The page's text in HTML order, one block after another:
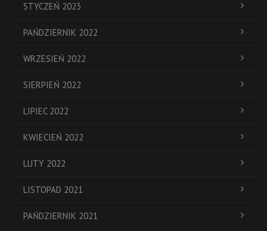
STYCZEŃ 2023
PAŃDZIERNIK 2022
WRZESIEŃ 2022
SIERPIEŃ 2022
LIPIEC 2022
KWIECIEŃ 2022
LUTY 2022
LISTOPAD 2021
PAŃDZIERNIK 2021